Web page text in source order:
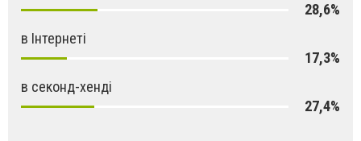
28,6%
в Інтернеті
17,3%
в секонд-хенді
27,4%